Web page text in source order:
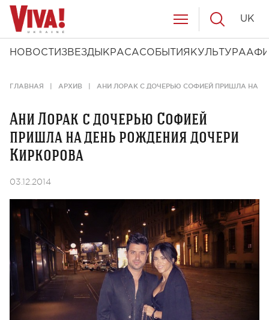
НОВОСТИ ЗВЕЗДЫ КРАСАСОБЫТИЯ КУЛЬТУРА
UK
ГЛАВНАЯ АРХИВ АНИ ЛОРАК С ДОЧЕРЬЮ СОФИЕЙ ПРИШЛА НА
Ани Лорак с дочерью Софией
пришла на день рождения дочери
Киркорова
03.12.2014